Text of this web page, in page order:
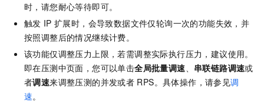
时，请您耐心等待即可。
触发 IP 扩展时，会导致数据文件仅轮询一次的功能失效，并
按照调整后的情况继续计费。
该功能仅调整压力上限，若需调整实际执行压力，建议使用。
即在压测中页面，您可以单击全局批量调速、 串联链路调速或
者调速来调整压测的并发或者 RPS。具体操作，请参见调
速。